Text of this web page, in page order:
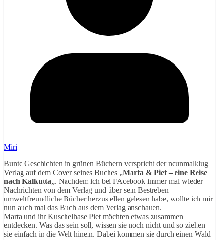
Miri
Bunte Geschichten in grünen Büchern verspricht der neunmalklug
Verlag auf dem Cover seines Buches „Marta & Piet – eine Reise
nach Kalkutta„. Nachdem ich bei FAcebook immer mal wieder
Nachrichten von dem Verlag und über sein Bestreben
umweltfreundliche Bücher herzustellen gelesen habe, wollte ich mir
nun auch mal das Buch aus dem Verlag anschauen.
Marta und ihr Kuschelhase Piet möchten etwas zusammen
entdecken. Was das sein soll, wissen sie noch nicht und so ziehen
sie einfach in die Welt hinein. Dabei kommen sie durch einen Wald